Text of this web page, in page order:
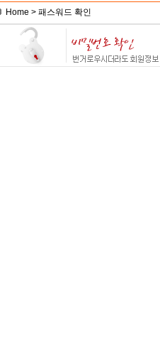
Home > 패스워드 확인